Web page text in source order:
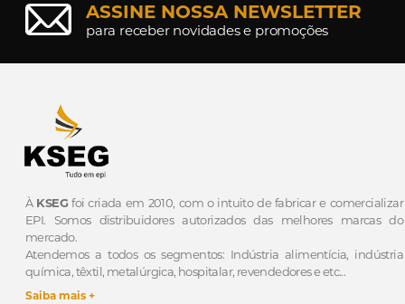
ASSINE NOSSA NEWSLETTER
para receber novidades e promoções
À KSEG foi criada em 2010, com o intuito de fabricar e comercializar
EPI. Somos distribuidores autorizados das melhores marcas do
mercado.
Atendemos a todos os segmentos: Indústria alimentícia, indústria
química, têxtil, metalúrgica, hospitalar, revendedores e etc...
Saiba mais +